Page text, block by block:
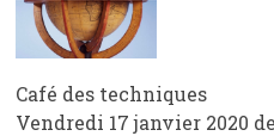
Café des techniques
Vendredi 17 janvier 2020